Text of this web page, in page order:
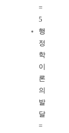
=
5
행
정
학
이
론
의
발
달
=